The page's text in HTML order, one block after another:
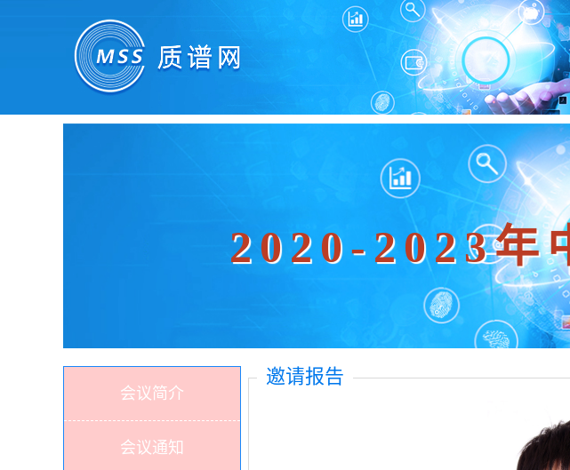
2020-2023年
会议简介
会议通知
邀请报告